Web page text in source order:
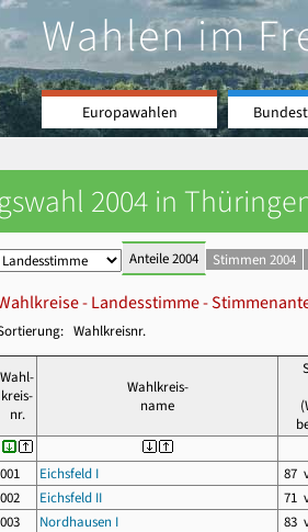
Wahlen im
Europawahlen
2004 in
Anteile 2004 Stimmen 2004
- Landesstimme -
Wahlkreisnr.
Wahl-
kreis-
nr.
Wahlkreis-
name
001 Eichsfeld I
87
002
Eichsfeld II
71
003
Nordhausen I
83